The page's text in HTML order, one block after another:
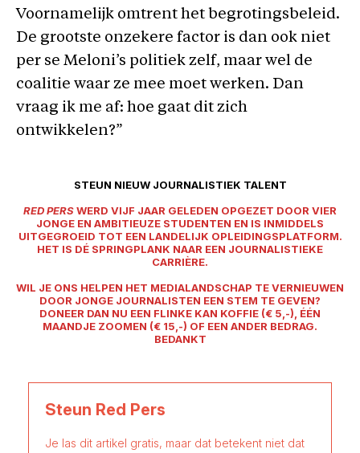
Voornamelijk omtrent het begrotingsbeleid.
De grootste onzekere factor is dan ook niet
per se Meloni’s politiek zelf, maar wel de
coalitie waar ze mee moet werken. Dan
vraag ik me af: hoe gaat dit zich
ontwikkelen?”
STEUN NIEUW JOURNALISTIEK TALENT
RED PERSWERD VIJF JAAR GELEDEN OPGEZET DOOR VIER
JONGE EN AMBITIEUZE STUDENTEN EN IS INMIDDELS
UITGEGROEID TOT EEN LANDELIJK OPLEIDINGSPLATFORM.
HET IS DÉ SPRINGPLANK NAAR EEN JOURNALISTIEKE
CARRIÈRE.
WIL JE ONS HELPEN HET MEDIALANDSCHAP TE VERNIEUWEN
DOOR JONGE JOURNALISTEN EEN STEM TE GEVEN?
DONEER DAN NU EEN FLINKE KAN KOFFIE (€ 5,-), ÉÉN
MAANDJE ZOOMEN (€ 15,-) OF EEN ANDER BEDRAG.
BEDANKT
Steun Red Pers
Je las dit artikel gratis, maar dat betekent niet dat